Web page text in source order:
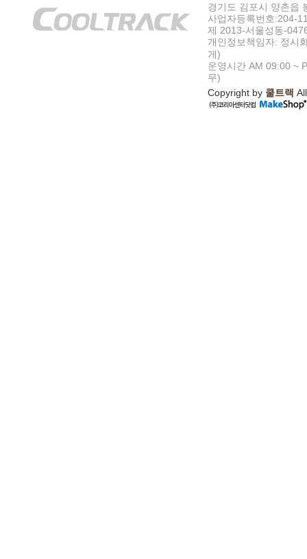
경기도 김포시 양촌읍
사업자등록번호:204-
제 2013-서울성동-
개인정보책임자: 정시
게)
운영시간 AM 09:00 ~
무)
Copyright by 쿨트랙